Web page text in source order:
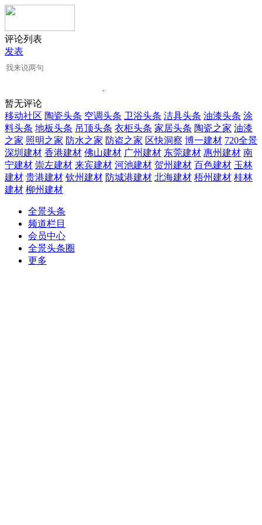
评论列表
发表
暂无评论
移动社区 陶瓷头条 空调头条 卫浴头条 洁具头条 油漆头条 涂
料头条 地板头条 吊顶头条 衣柜头条 家居头条 陶瓷之家 油漆
之家 照明之家 防水之家 防盗之家 区快洞察 博一建材 720全景
深圳建材 香港建材 佛山建材 广州建材 东莞建材 惠州建材 南
宁建材 崇左建材 来宾建材 河池建材 贺州建材 百色建材 玉林
建材 贵港建材 钦州建材 防城港建材 北海建材 梧州建材 桂林
建材 柳州建材
全景头条
频道栏目
会员中心
全景头条圈
更多